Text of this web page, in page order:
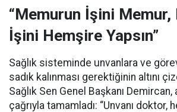
“Memurun İşini
İşini Hemşire Yapsın”
Sağlık sisteminde unvanlara ve
sadık kalınması gerektiğinin altını
Sağlık Sen Genel Başkanı Demircan,
çağrıyla tamamladı: “Unvanı doktor,